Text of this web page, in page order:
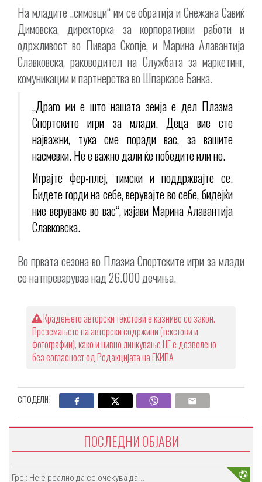
На младите „симовци“ им се обратија и Снежана Савиќ
Димовска, директорка за корпоративни работи и
одржливост во Пивара Скопје, и Марина Алавантија
Славковска, раководител на Службата за маркетинг,
комуникации и партнерства во Шпаркасе Банка.
„Драго ми е што нашата земја е дел Плазма
Спортските игри за млади. Деца вие сте
најважни, тука сме поради вас, за вашите
насмевки. Не е важно дали ќе победите или не.
Играјте фер-плеј, тимски и поддржвајте се.
Бидете горди на себе, верувајте во себе, бидејќи
ние веруваме во вас“, изјави Марина Алавантија
Славковска.
Во првата сезона во Плазма Спортските игри за млади
се натпреваруваа над 26.000 дечиња.
Крадењето авторски текстови е казниво со закон.
Преземањето на авторски содржини (текстови и
фотографии), како и нивно линкување НЕ е дозволено
без согласност од Редакцијата на ЕКИПА
СПОДЕЛИ:
ПОСЛЕДНИ ОБЈАВИ
Греј: Не е реално да се очекува да...